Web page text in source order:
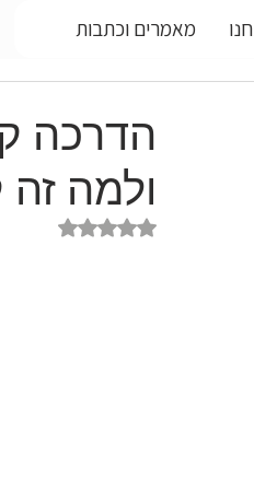
מאמרים וכתבות
הדרכה
ולמה זה
דירוג של NaN מתוך 5 כוכבים